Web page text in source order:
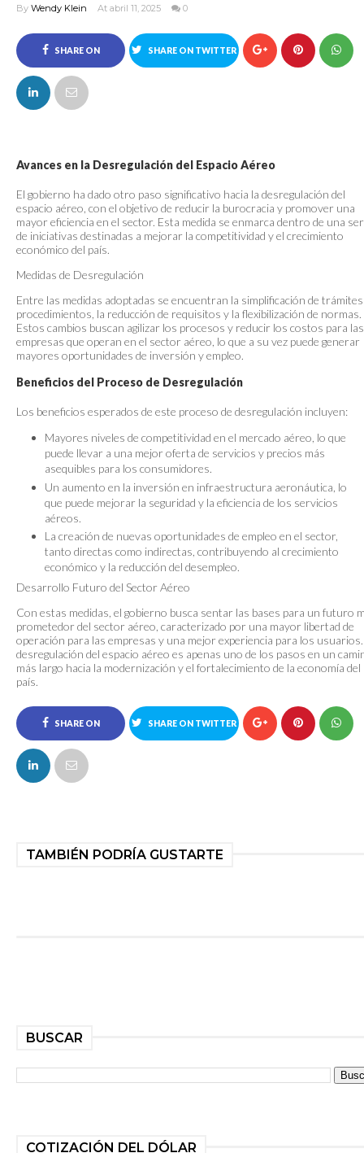
By Wendy Klein At abril 11, 2025 0
SHARE ON
FACEBOOK
SHARE ON TWITTER
Avances en la Desregulación del Espacio Aéreo
El gobierno ha dado otro paso significativo hacia la desregulación del
espacio aéreo, con el objetivo de reducir la burocracia y promover una
mayor eficiencia en el sector. Esta medida se enmarca dentro de una
de iniciativas destinadas a mejorar la competitividad y el crecimiento
económico del país.
Medidas de Desregulación
Entre las medidas adoptadas se encuentran la simplificación de
procedimientos, la reducción de requisitos y la flexibilización de normas.
Estos cambios buscan agilizar los procesos y reducir los costos para las
empresas que operan en el sector aéreo, lo que a su vez puede generar
mayores oportunidades de inversión y empleo.
Beneficios del Proceso de Desregulación
Los beneficios esperados de este proceso de desregulación incluyen:
Mayores niveles de competitividad en el mercado aéreo, lo que
puede llevar a una mejor oferta de servicios y precios más
asequibles para los consumidores.
Un aumento en la inversión en infraestructura aeronáutica, lo
que puede mejorar la seguridad y la eficiencia de los servicios
aéreos.
La creación de nuevas oportunidades de empleo en el sector,
tanto directas como indirectas, contribuyendo al crecimiento
económico y la reducción del desempleo.
Desarrollo Futuro del Sector Aéreo
Con estas medidas, el gobierno busca sentar las bases para un futuro
prometedor del sector aéreo, caracterizado por una mayor libertad de
operación para las empresas y una mejor experiencia para los
desregulación del espacio aéreo es apenas uno de los pasos en un
más largo hacia la modernización y el fortalecimiento de la economía del
país.
SHARE ON
FACEBOOK
SHARE ON TWITTER
TAMBIÉN PODRÍA GUSTARTE
BUSCAR
COTIZACIÓN DEL DÓLAR